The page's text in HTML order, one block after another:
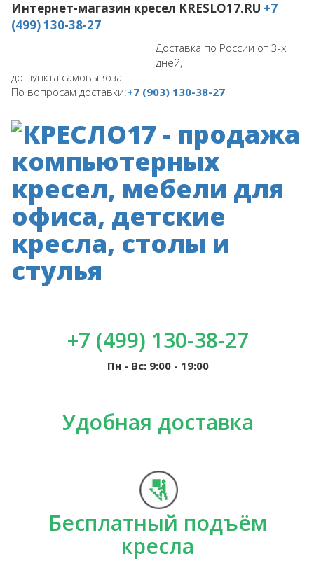
Интернет-магазин кресел KRESLO17.RU +7
(499) 130-38-27
Доставка по России от 3-х
дней,
до пункта самовывоза.
По вопросам доставки:+7 (903) 130-38-27
+7 (499) 130-38-27
Пн - Вс: 9:00 - 19:00
Удобная доставка
Бесплатный подъём
кресла